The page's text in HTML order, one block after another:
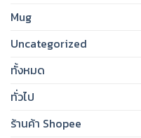
Mug
Uncategorized
ทั้งหมด
ทั่วไป
ร้านค้า Shopee